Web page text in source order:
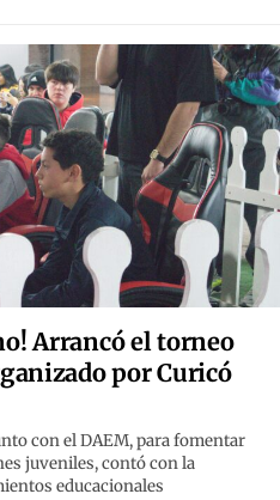
Arrancó el torneo
por Curicó
con el DAEM, para fomentar
juveniles, contó con la
educacionales